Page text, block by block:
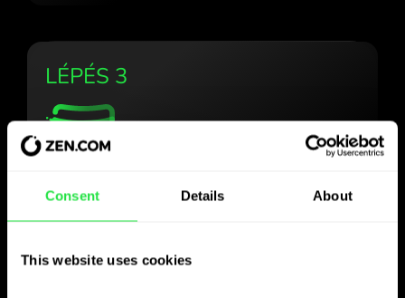
Consent Details About
This website uses cookies
LÉPÉS 3
Használja a választott
pénznemet
ahogy szeretné